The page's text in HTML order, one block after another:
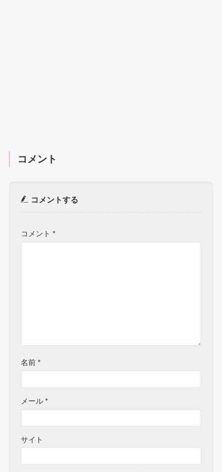
コメント
コメントする
コメント*
名前*
メール*
サイト